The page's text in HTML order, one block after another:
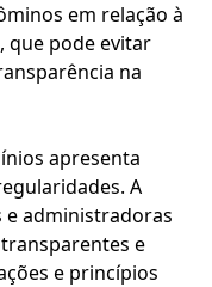
em relação à
que pode evitar
na
apresenta
A
e administradoras
e
e princípios